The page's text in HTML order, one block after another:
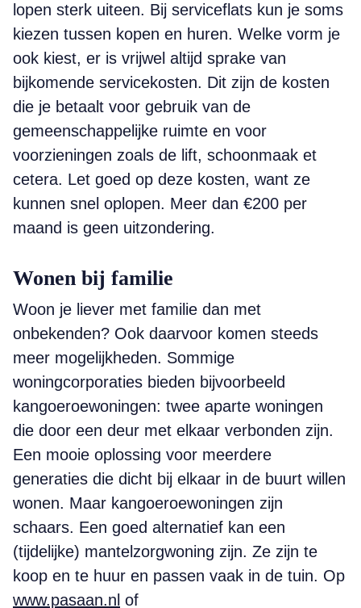
lopen sterk uiteen. Bij serviceflats kun je soms
kiezen tussen kopen en huren. Welke vorm je
ook kiest, er is vrijwel altijd sprake van
bijkomende servicekosten. Dit zijn de kosten
die je betaalt voor gebruik van de
gemeenschappelijke ruimte en voor
voorzieningen zoals de lift, schoonmaak et
cetera. Let goed op deze kosten, want ze
kunnen snel oplopen. Meer dan €200 per
maand is geen uitzondering.
Wonen bij familie
Woon je liever met familie dan met
onbekenden? Ook daarvoor komen steeds
meer mogelijkheden. Sommige
woningcorporaties bieden bijvoorbeeld
kangoeroewoningen: twee aparte woningen
die door een deur met elkaar verbonden zijn.
Een mooie oplossing voor meerdere
generaties die dicht bij elkaar in de buurt willen
wonen. Maar kangoeroewoningen zijn
schaars. Een goed alternatief kan een
(tijdelijke) mantelzorgwoning zijn. Ze zijn te
koop en te huur en passen vaak in de tuin. Op
www.pasaan.nl of